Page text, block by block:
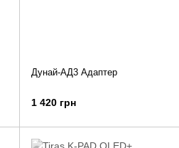
Дунай-АД3 Адаптер
1 420 грн